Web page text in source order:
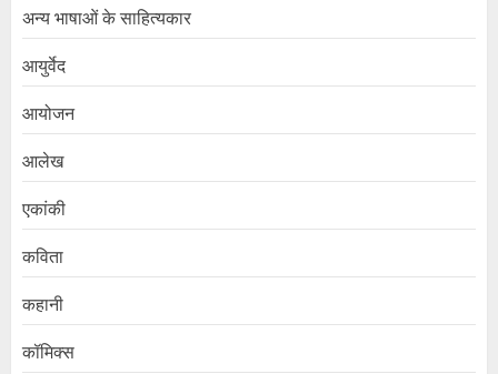
अन्य भाषाओं के साहित्यकार
आयुर्वेद
आयोजन
आलेख
एकांकी
कविता
कहानी
कॉमिक्स